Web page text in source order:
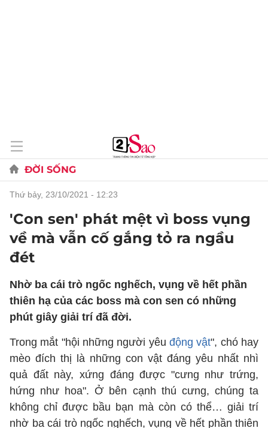
ĐỜI SỐNG
thứ bảy, 23/10/2021 - 12:23
'Con sen' phát mệt vì boss vụng
về mà vẫn cố gắng tỏ ra ngầu
đét
Nhờ ba cái trò ngốc nghếch, vụng về hết phần
thiên hạ của các boss mà con sen có những
phút giây giải trí đã đời.
Trong mắt "hội những người yêu động vật", chó hay
mèo đích thị là những con vật đáng yêu nhất nhì
quả đất này, xứng đáng được "cưng như trứng,
hứng như hoa". Ở bên cạnh thú cưng, chúng ta
không chỉ được bầu bạn mà còn có thể… giải trí
nhờ ba cái trò ngốc nghếch, vụng về hết phần thiên